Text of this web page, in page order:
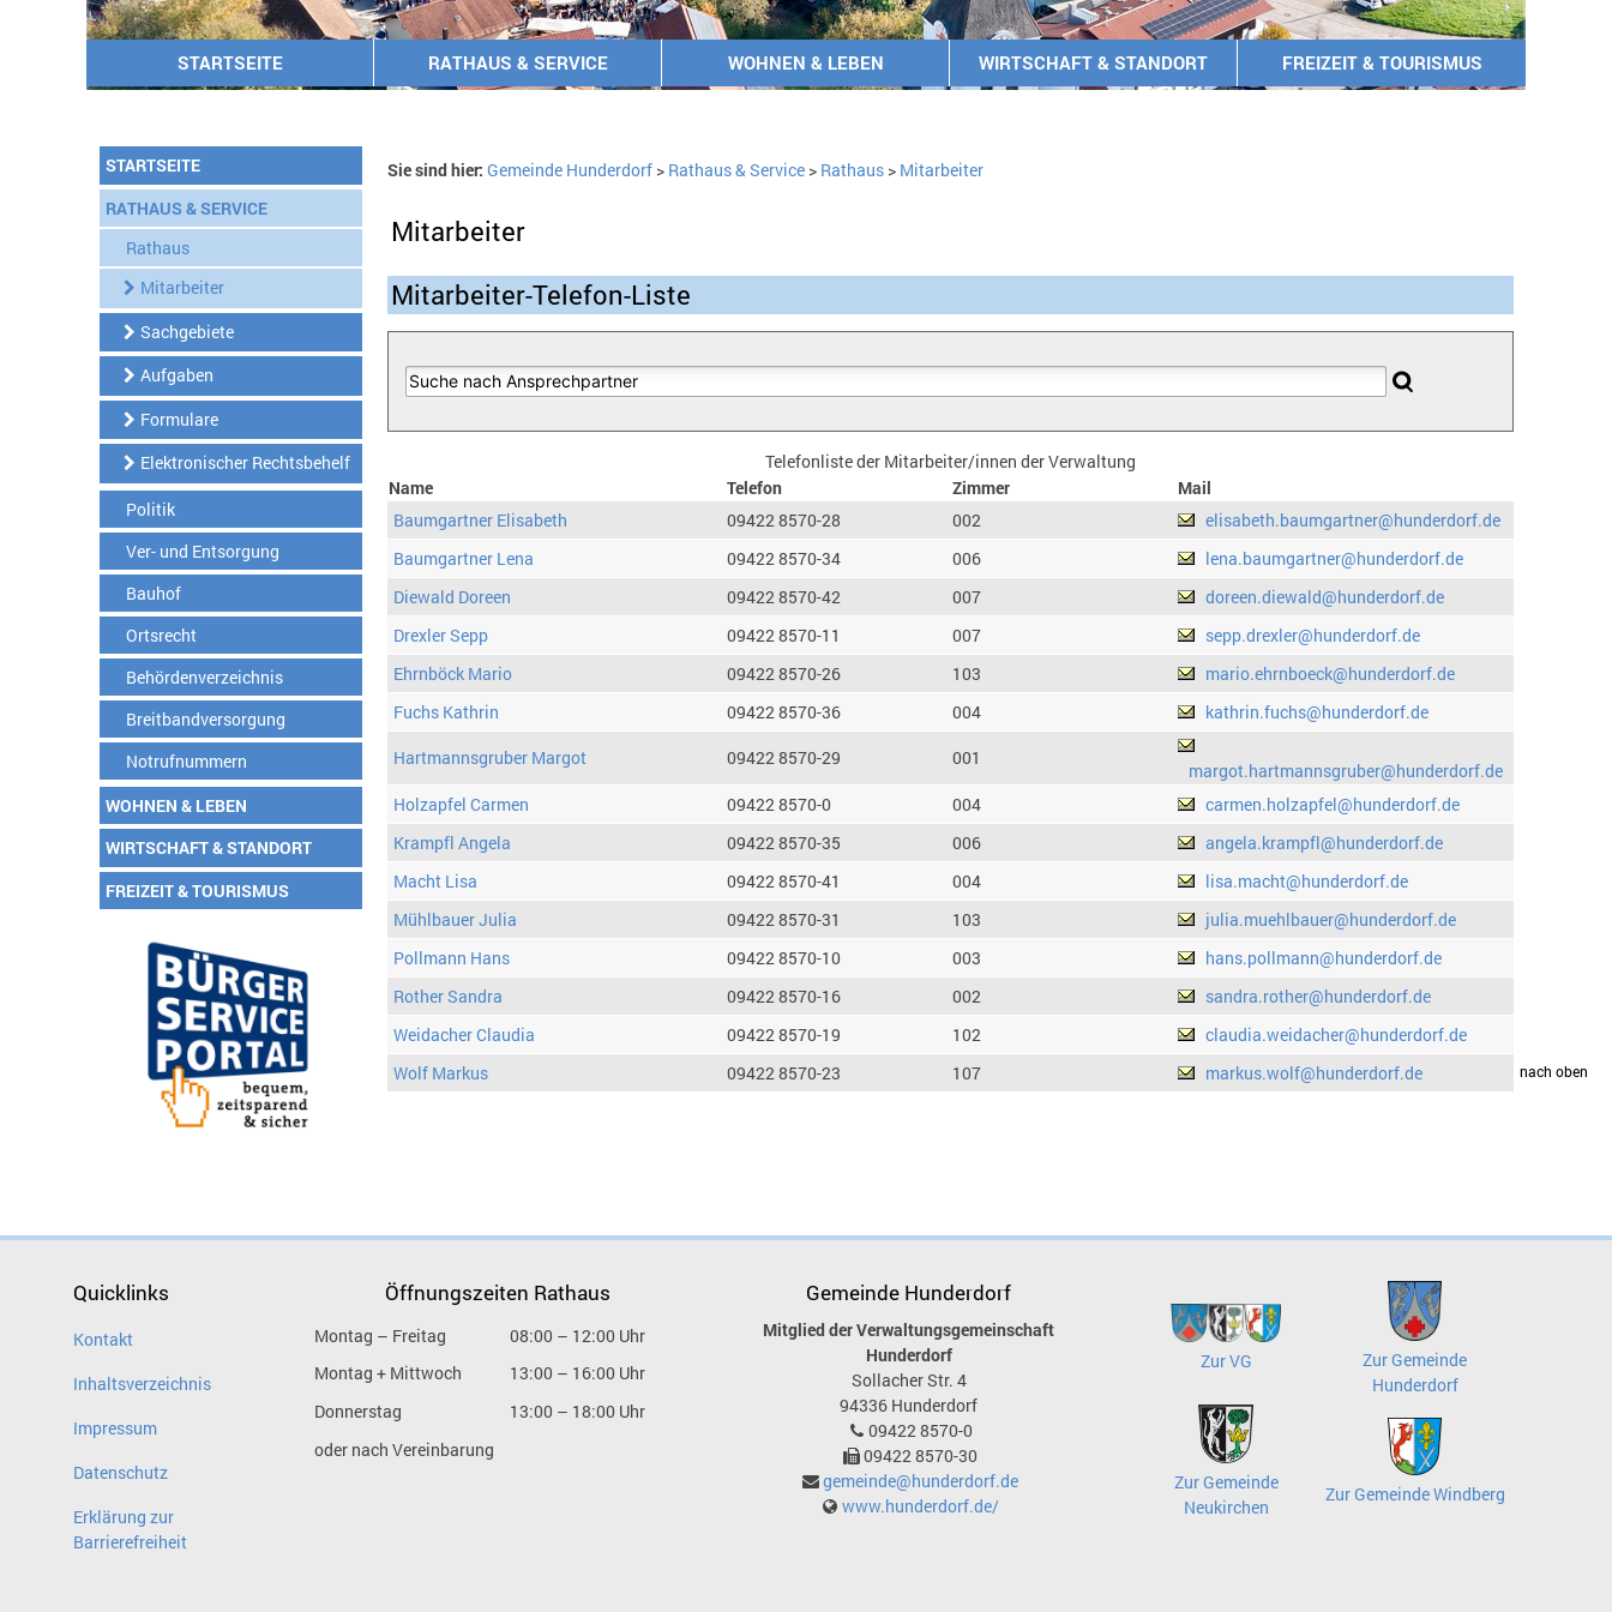
STARTSEITE RATHAUS & SERVICE WOHNEN & LEBEN WIRTSCHAFT & STANDORT FREIZEIT & TOURISMUS
STARTSEITE
RATHAUS & SERVICE
Rathaus
Mitarbeiter
Sachgebiete
Aufgaben
Formulare
Elektronischer Rechtsbehelf
Politik
Ver- und Entsorgung
Bauhof
Ortsrecht
Behördenverzeichnis
Breitbandversorgung
Notrufnummern
WOHNEN & LEBEN
WIRTSCHAFT & STANDORT
FREIZEIT & TOURISMUS
Sie sind hier: Gemeinde Hunderdorf> Rathaus & Service> Rathaus> Mitarbeiter
Mitarbeiter
Mitarbeiter-Telefon-Liste
Telefonliste der Mitarbeiter/innen der Verwaltung
Name
Telefon Zimmer
Mail
Baumgartner Elisabeth
09422 8570-28 002
elisabeth.baumgartner@hunderdorf.de
Baumgartner Lena
09422 8570-34 006
lena.baumgartner@hunderdorf.de
Diewald Doreen
09422 8570-42 007
doreen.diewald@hunderdorf.de
Drexler Sepp
09422 8570-11 007
sepp.drexler@hunderdorf.de
Ehrnböck Mario
09422 8570-26 103
mario.ehrnboeck@hunderdorf.de
Fuchs Kathrin
09422 8570-36 004
kathrin.fuchs@hunderdorf.de
Hartmannsgruber Margot
09422 8570-29 001
margot.hartmannsgruber@hunderdorf.de
Holzapfel Carmen
09422 8570-0 004
carmen.holzapfel@hunderdorf.de
Krampfl Angela
09422 8570-35 006
angela.krampfl@hunderdorf.de
Macht Lisa
09422 8570-41 004
lisa.macht@hunderdorf.de
Mühlbauer Julia
09422 8570-31 103
julia.muehlbauer@hunderdorf.de
Pollmann Hans
09422 8570-10 003
hans.pollmann@hunderdorf.de
Rother Sandra
09422 8570-16 002
sandra.rother@hunderdorf.de
Weidacher Claudia
09422 8570-19 102
claudia.weidacher@hunderdorf.de
Wolf Markus
09422 8570-23 107 markus.wolf@hunderdorf.dedrucken nach oben
Quicklinks
Kontakt
Inhaltsverzeichnis
Impressum
Datenschutz
Erklärung zur
Barrierefreiheit
Öffnungszeiten Rathaus
Montag – Freitag
08:00 – 12:00 Uhr
Montag + Mittwoch
13:00 – 16:00 Uhr
Donnerstag
13:00 – 18:00 Uhr
oder nach Vereinbarung
Gemeinde Hunderdorf
Mitglied der Verwaltungsgemeinschaft
Hunderdorf
Sollacher Str. 4
94336 Hunderdorf
09422 8570-0
09422 8570-30
gemeinde@hunderdorf.de
www.hunderdorf.de/
Zur VG
Zur Gemeinde
Hunderdorf
Zur Gemeinde
Neukirchen
Zur Gemeinde Windberg